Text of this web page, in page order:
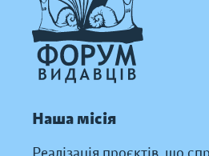
Наша місія